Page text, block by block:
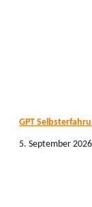
GPT
5. September